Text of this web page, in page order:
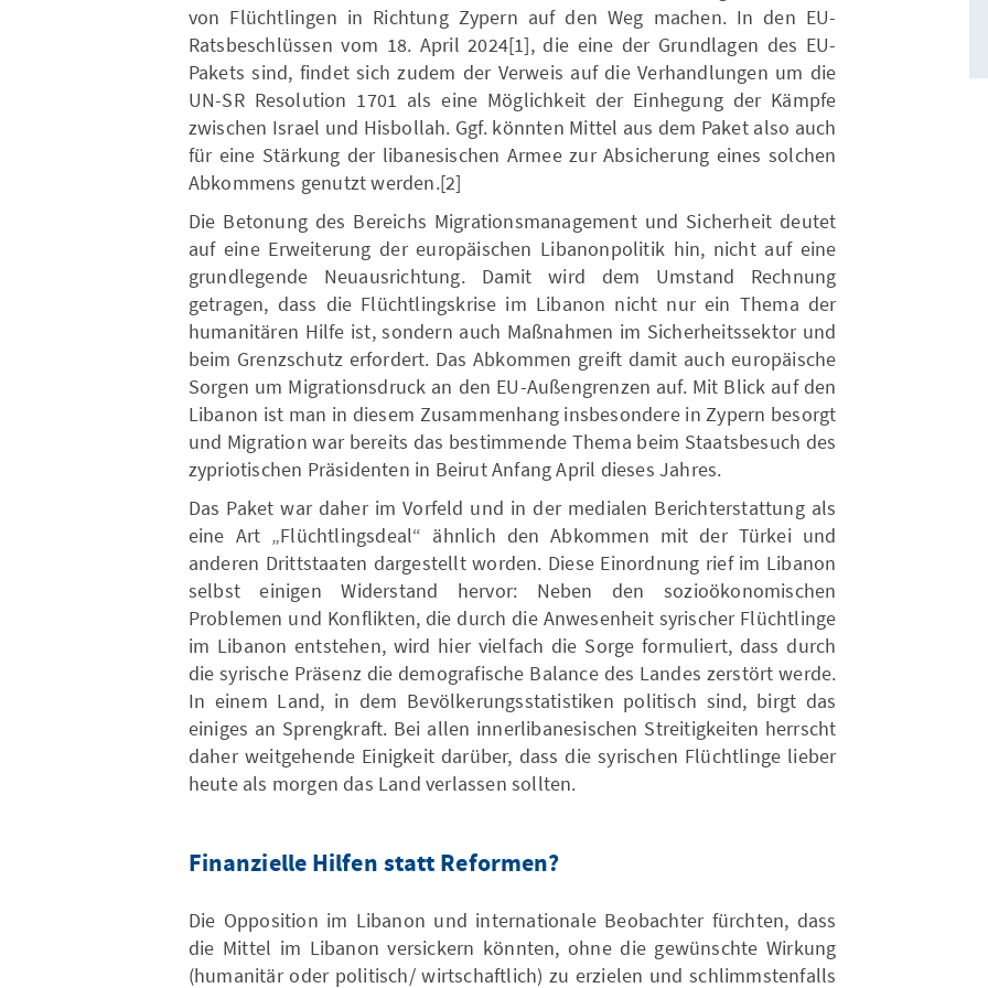
von Flüchtlingen in Richtung Zypern auf den Weg machen. In den EU-
Ratsbeschlüssen vom 18. April 2024[1], die eine der Grundlagen des EU-
Pakets sind, findet sich zudem der Verweis auf die Verhandlungen um die
UN-SR Resolution 1701 als eine Möglichkeit der Einhegung der Kämpfe
zwischen Israel und Hisbollah. Ggf. könnten Mittel aus dem Paket also auch
für eine Stärkung der libanesischen Armee zur Absicherung eines solchen
Abkommens genutzt werden.[2]
Die Betonung des Bereichs Migrationsmanagement und Sicherheit deutet
auf eine Erweiterung der europäischen Libanonpolitik hin, nicht auf eine
grundlegende Neuausrichtung. Damit wird dem Umstand Rechnung
getragen, dass die Flüchtlingskrise im Libanon nicht nur ein Thema der
humanitären Hilfe ist, sondern auch Maßnahmen im Sicherheitssektor und
beim Grenzschutz erfordert. Das Abkommen greift damit auch europäische
Sorgen um Migrationsdruck an den EU-Außengrenzen auf. Mit Blick auf den
Libanon ist man in diesem Zusammenhang insbesondere in Zypern besorgt
und Migration war bereits das bestimmende Thema beim Staatsbesuch des
zypriotischen Präsidenten in Beirut Anfang April dieses Jahres.
Das Paket war daher im Vorfeld und in der medialen Berichterstattung als
eine Art „Flüchtlingsdeal“ ähnlich den Abkommen mit der Türkei und
anderen Drittstaaten dargestellt worden. Diese Einordnung rief im Libanon
selbst einigen Widerstand hervor: Neben den sozioökonomischen
Problemen und Konflikten, die durch die Anwesenheit syrischer Flüchtlinge
im Libanon entstehen, wird hier vielfach die Sorge formuliert, dass durch
die syrische Präsenz die demografische Balance des Landes zerstört werde.
In einem Land, in dem Bevölkerungsstatistiken politisch sind, birgt das
einiges an Sprengkraft. Bei allen innerlibanesischen Streitigkeiten herrscht
daher weitgehende Einigkeit darüber, dass die syrischen Flüchtlinge lieber
heute als morgen das Land verlassen sollten.
Finanzielle Hilfen statt Reformen?
Die Opposition im Libanon und internationale Beobachter fürchten, dass
die Mittel im Libanon versickern könnten, ohne die gewünschte Wirkung
(humanitär oder politisch/ wirtschaftlich) zu erzielen und schlimmstenfalls